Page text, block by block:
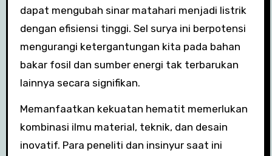
dapat mengubah sinar matahari menjadi listrik
dengan efisiensi tinggi. Sel surya ini berpotensi
mengurangi ketergantungan kita pada bahan
bakar fosil dan sumber energi tak terbarukan
lainnya secara signifikan.
Memanfaatkan kekuatan hematit memerlukan
kombinasi ilmu material, teknik, dan desain
inovatif. Para peneliti dan insinyur saat ini